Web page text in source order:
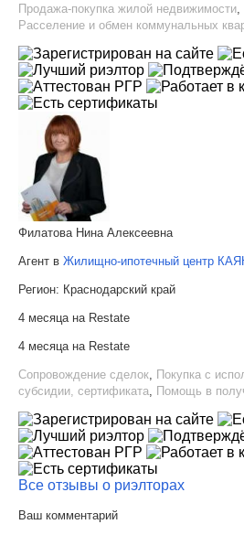
Продажа-покупка жилой недвижимости
Расселение и обмен коммунальных
Филатова Нина Алексеевна
Агент в Жилищно-ипотечный центр
Регион: Краснодарский край
4 месяца на Restate
4 месяца на Restate
Сопровождение сделок Покупка с
субсидии, сертификата
Помощь в
Все отзывы о риэлторах
Ваш комментарий